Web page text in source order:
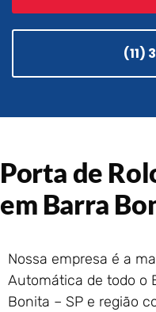
(11)
Porta de
em Barra
Nossa empresa é a
Automática de todo o
Bonita – SP e região